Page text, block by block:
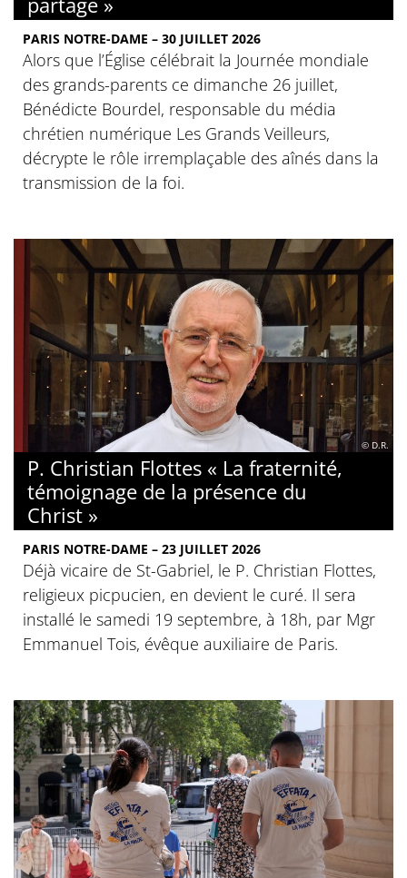
PARIS NOTRE-DAME – 30 JUILLET 2026
Alors que l’Église célébrait la Journée mondiale
des grands-parents ce dimanche 26 juillet,
Bénédicte Bourdel, responsable du média
chrétien numérique Les Grands Veilleurs,
décrypte le rôle irremplaçable des aînés dans la
transmission de la foi.
© D.R.
P. Christian Flottes « La fraternité,
témoignage de la présence du
Christ »
PARIS NOTRE-DAME – 23 JUILLET 2026
Déjà vicaire de St-Gabriel, le P. Christian Flottes,
religieux picpucien, en devient le curé. Il sera
installé le samedi 19 septembre, à 18h, par Mgr
Emmanuel Tois, évêque auxiliaire de Paris.